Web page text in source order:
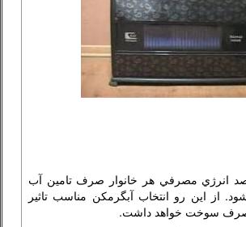
15 تا 20 درصد انرژي مصرفي هر خانوار صرف تامين آب
از اين رو انتخاب آبگرمكن مناسب تاثير
سوخت خواهد داشت.